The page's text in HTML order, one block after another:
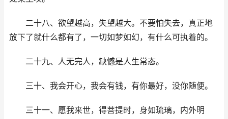
二十八、欲望越高，失望越大。不要怕失去，真正地
放下了就什么都有了，一切如梦如幻，有什么可执着的。
二十九、人无完人，缺憾是人生常态。
三十、我会开心，我会有钱，有你最好，没你随便。
三十一、愿我来世，得菩提时，身如琉璃，内外明